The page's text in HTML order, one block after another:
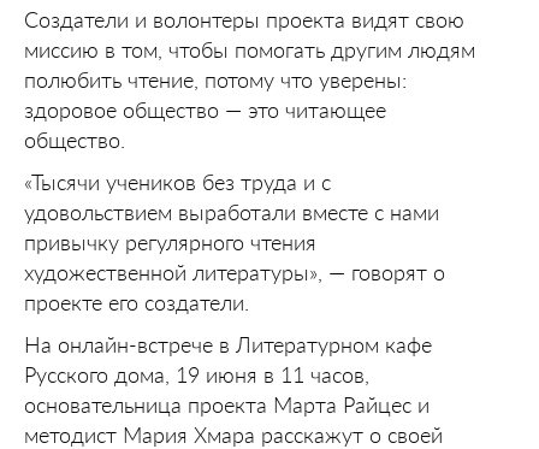
Создатели и волонтеры проекта видят свою
миссию в том, чтобы помогать другим людям
полюбить чтение, потому что уверены:
здоровое общество — это читающее
общество.
«Тысячи учеников без труда и с
удовольствием выработали вместе с нами
привычку регулярного чтения
художественной литературы», — говорят о
проекте его создатели.
На онлайн-встрече в Литературном кафе
Русского дома, 19 июня в 11 часов,
основательница проекта Марта Райцес и
методист Мария Хмара расскажут о своей